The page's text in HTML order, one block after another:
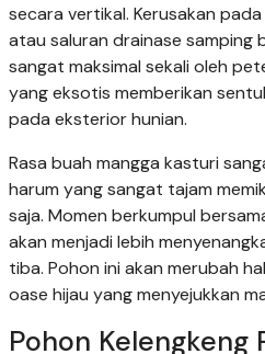
secara vertikal. Kerusakan
atau saluran drainase samping
sangat maksimal sekali oleh
yang eksotis memberikan
pada eksterior hunian.
Rasa buah mangga kasturi
harum yang sangat tajam
saja. Momen berkumpul
akan menjadi lebih
tiba. Pohon ini akan merubah
oase hijau yang menyejukkan
Pohon Kelengkeng